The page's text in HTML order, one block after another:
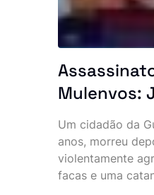
criminalidade na
Mulenvos:
após
pedras,
junto a
Um cidadão da
anos, morreu
violentamente
facas e uma